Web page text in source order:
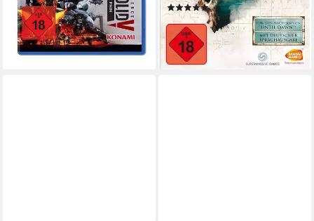
14,76 €
lieferbar in 3 Wochen
(2)
16,99 € 49,99 €
-66%
lieferbar - in 2-3 Werktagen bei dir